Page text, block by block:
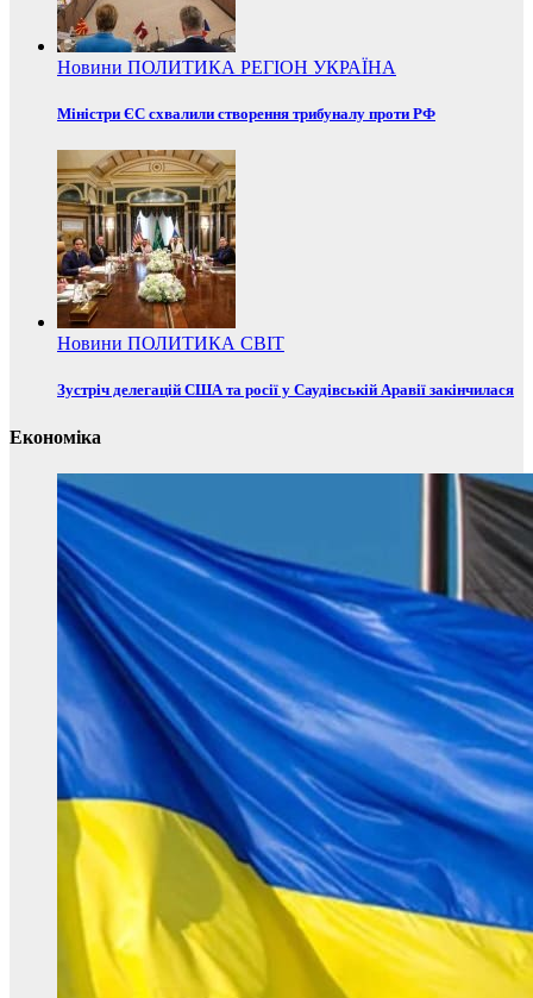
Новини ПОЛИТИКА РЕГІОН УКРАЇНА
Міністри ЄС схвалили створення трибуналу проти РФ
Новини ПОЛИТИКА СВІТ
Зустріч делегацій США та росії у Саудівській Аравії закінчилася
Економіка